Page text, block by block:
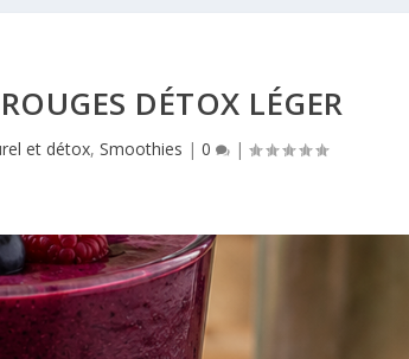
DÉTOX LÉGER
et détox, Smoothies | 0 |